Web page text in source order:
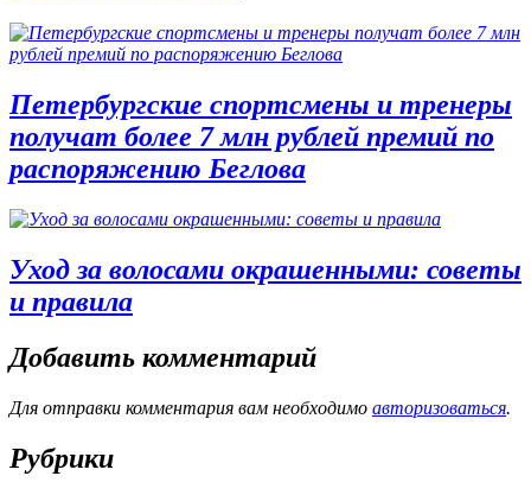
Петербургские спортсмены и тренеры
получат более 7 млн рублей премий по
распоряжению Беглова
Уход за волосами окрашенными: советы
и правила
Добавить комментарий
Для отправки комментария вам необходимо авторизоваться.
Рубрики